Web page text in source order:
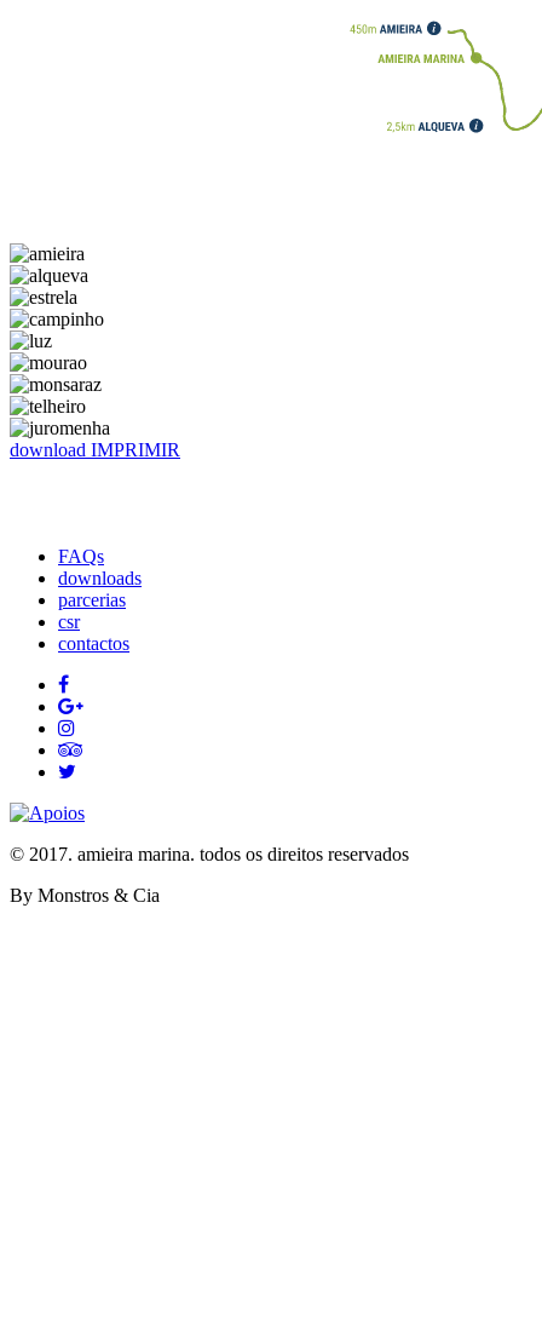
download ​​​​​​​​​​​​​​​​​IMPRIMIR
FAQs
downloads
parcerias
csr
contactos
© 2017. amieira marina. todos os direitos reservados
By Monstros & Cia